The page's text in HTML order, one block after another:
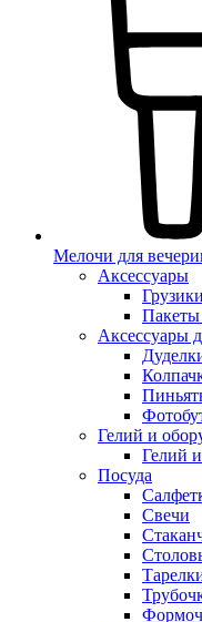
Мелочи для
Аксессуары
Грузики
Пакеты
Аксессуары
Гелий и
Гелий
Посуда
Свечи